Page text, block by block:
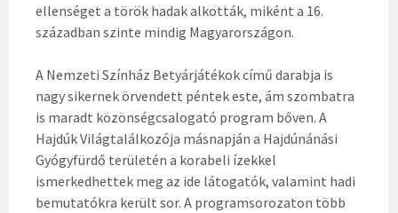
ellenséget a török hadak alkották, miként a 16.
században szinte mindig Magyarországon.
A Nemzeti Színház Betyárjátékok című darabja is
nagy sikernek örvendett péntek este, ám szombatra
is maradt közönségcsalogató program bőven. A
Hajdúk Világtalálkozója másnapján a Hajdúnánási
Gyógyfürdő területén a korabeli ízekkel
ismerkedhettek meg az ide látogatók, valamint hadi
bemutatókra került sor. A programsorozaton több